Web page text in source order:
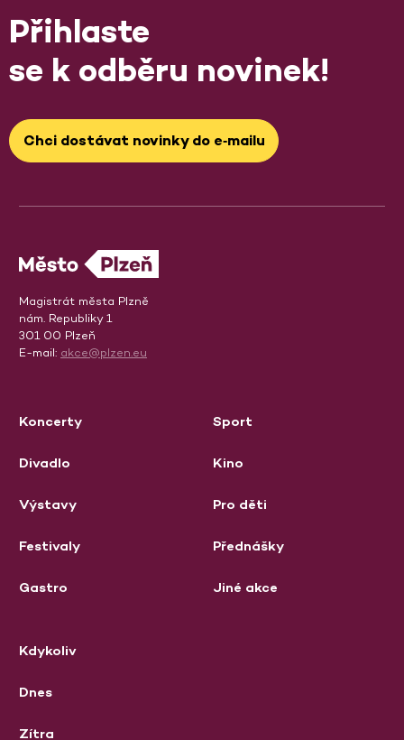
Přihlaste
se k odběru novinek!
Chci dostávat novinky do e‑mailu
Magistrát města Plzně
nám. Republiky 1
301 00 Plzeň
E-mail: akce@plzen.eu
Koncerty
Divadlo
Výstavy
Festivaly
Gastro
Sport
Kino
Pro děti
Přednášky
Jiné akce
Kdykoliv
Dnes
Zítra